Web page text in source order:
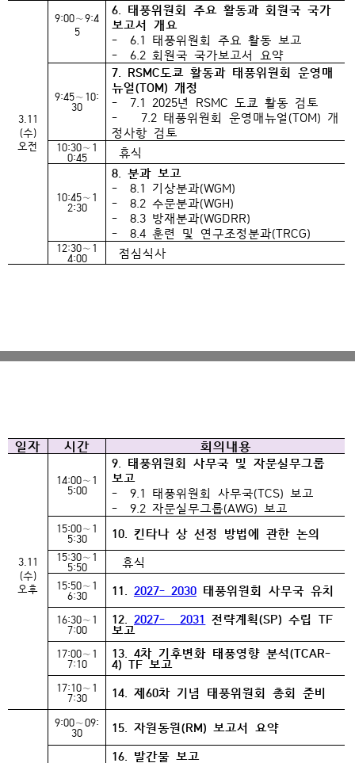
3.11
(수)
오전
9:00∼9:4
5
6. 태풍위원회 주요 활동과 회원국 국가
보고서 개요
- 6.1 태풍위원회 주요 활동 보고
- 6.2 회원국 국가보고서 요약
9:45∼10:
30
7. RSMC도쿄 활동과 태풍위원회 운영매
뉴얼(TOM) 개정
- 7.1 2025년 RSMC 도쿄 활동 검토
- 7.2 태풍위원회 운영매뉴얼(TOM) 개
정사항 검토
10:30∼1
0:45 휴식
10:45∼1
2:30
8. 분과 보고
- 8.1 기상분과(WGM)
- 8.2 수문분과(WGH)
- 8.3 방재분과(WGDRR)
- 8.4 훈련 및 연구조정분과(TRCG)
12:30∼1
4:00 점심식사
일자 시간 회의내용
3.11
(수)
오후
14:00∼1
5:00
9. 태풍위원회 사무국 및 자문실무그룹
보고
- 9.1 태풍위원회 사무국(TCS) 보고
- 9.2 자문실무그룹(AWG) 보고
15:00∼1
5:30 10. 킨타나 상 선정 방법에 관한 논의
15:30∼1
5:50 휴식
15:50∼1
6:30 11. 2027- 2030태풍위원회 사무국 유치
16:30∼1
7:00
12. 2027- 2031 전략계획(SP) 수립 TF
보고
17:00∼1
7:10
13. 4차 기후변화 태풍영향 분석(TCAR-
4) TF 보고
17:10∼1
7:30 14. 제60차 기념 태풍위원회 총회 준비
9:00∼09:
30 15. 자원동원(RM) 보고서 요약
16. 발간물 보고